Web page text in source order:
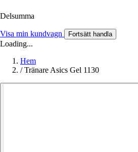
Delsumma
Visa min kundvagn Fortsätt handla
Loading...
Hem
/ Tränare Asics Gel 1130